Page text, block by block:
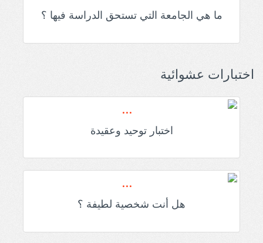
ما هي الجامعة التي تستحق الدراسة فيها ؟
اختبارات عشوائية
اختبار توحيد وعقيدة
هل أنت شخصية لطيفة ؟